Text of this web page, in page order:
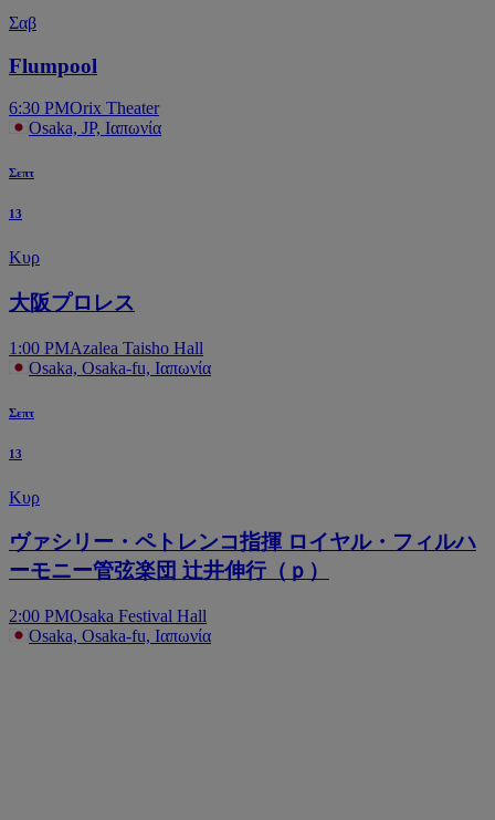
Σαβ
Flumpool
6:30 PMOrix Theater
Osaka, JP, Ιαπωνία
Σεπτ
13
Κυρ
大阪プロレス
1:00 PMAzalea Taisho Hall
Osaka, Osaka-fu, Ιαπωνία
Σεπτ
13
Κυρ
ヴァシリー・ペトレンコ指揮 ロイヤル・フィルハ
ーモニー管弦楽団 辻井伸行（ｐ）
2:00 PMOsaka Festival Hall
Osaka, Osaka-fu, Ιαπωνία